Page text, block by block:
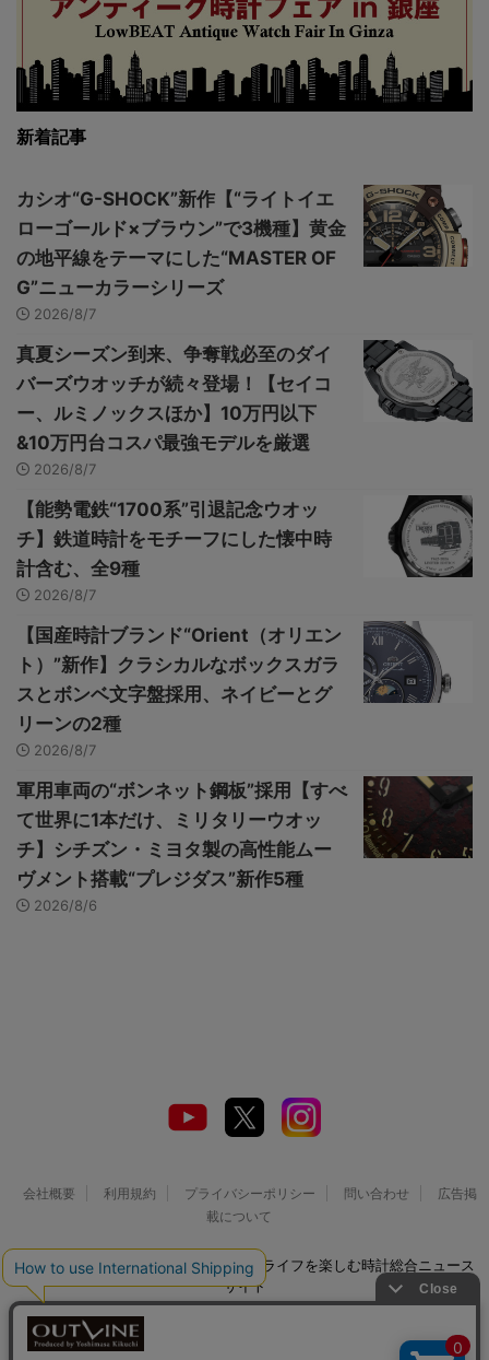
新着記事
カシオ“G-SHOCK”新作【“ライトイエ
ローゴールド×ブラウン”で3機種】黄金
の地平線をテーマにした“MASTER OF
G”ニューカラーシリーズ
2026/8/7
真夏シーズン到来、争奪戦必至のダイ
バーズウオッチが続々登場！【セイコ
ー、ルミノックスほか】10万円以下
&10万円台コスパ最強モデルを厳選
2026/8/7
【能勢電鉄“1700系”引退記念ウオッ
チ】鉄道時計をモチーフにした懐中時
計含む、全9種
2026/8/7
【国産時計ブランド“Orient（オリエン
ト）”新作】クラシカルなボックスガラ
スとボンベ文字盤採用、ネイビーとグ
リーンの2種
2026/8/7
軍用車両の“ボンネット鋼板”採用【すべ
て世界に1本だけ、ミリタリーウオッ
チ】シチズン・ミヨタ製の高性能ムー
ヴメント搭載“プレジダス”新作5種
2026/8/6
会社概要 利用規約 プライバシーポリシー 問い合わせ
広告掲
載について
© 2026 Watch LIFE NEWS｜ウオッチライフを楽しむ時計総合ニュース
サイト